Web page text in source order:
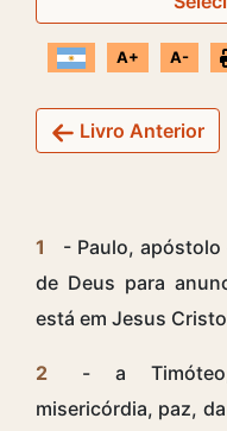
A+ A-
Livro Anterior
1
- Paulo,
de Deus para
está em Jesus
2
- a Timóteo,
misericórdia, paz,